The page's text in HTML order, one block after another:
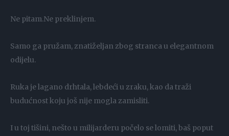
Ne pitam.Ne preklinjem.
Samo ga pružam, znatiželjan zbog stranca u elegantnom
odijelu.
Ruka je lagano drhtala, lebdeći u zraku, kao da traži
budućnost koju još nije mogla zamisliti.
I u toj tišini, nešto u milijarderu počelo se lomiti, baš poput